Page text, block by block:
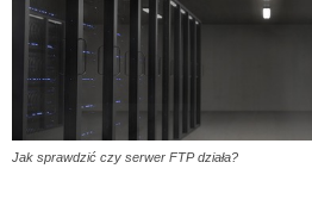
Jak sprawdzić czy serwer FTP działa?